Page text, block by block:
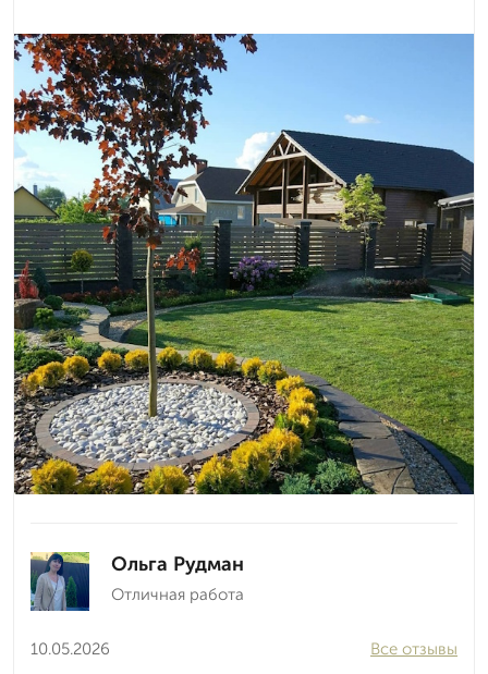
Ольга Рудман
Отличная работа
10.05.2026
Все отзывы